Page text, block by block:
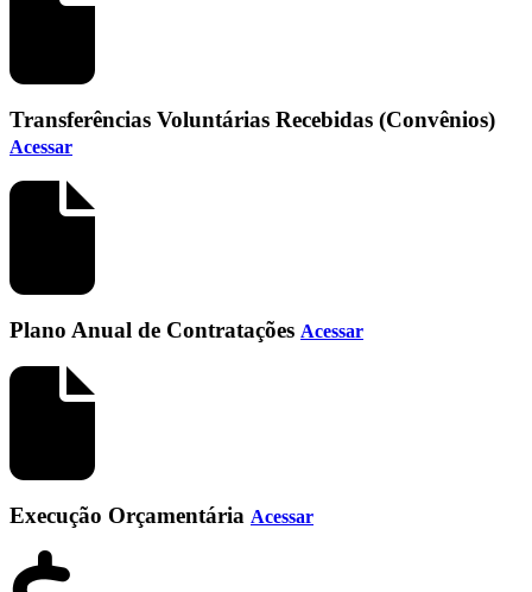
Transferências Voluntárias Recebidas (Convênios)
Acessar
Plano Anual de Contratações Acessar
Execução Orçamentária Acessar